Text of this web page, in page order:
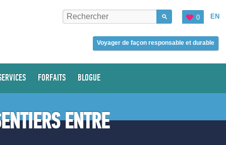
EN
0
Voyager de façon responsable et durable
FORFAITS BLOGUE
ENTRE